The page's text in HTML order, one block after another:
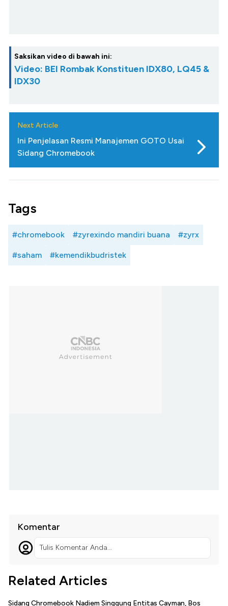
Saksikan video di bawah ini:
Video: BEI Rombak Konstituen IDX80, LQ45 &
IDX30
Next Article
Ini Penjelasan Resmi Manajemen GOTO Usai
Sidang Chromebook
Tags
#chromebook #zyrexindo mandiri buana #zyrx
#saham #kemendikbudristek
Komentar
Tulis Komentar Anda...
Related Articles
Sidang Chromebook Nadiem Singgung Entitas Cayman, Bos